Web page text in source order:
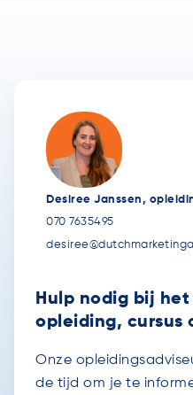
Desiree Janssen,
070 7635495
Hulp nodig bij
opleiding, cursus
Onze
de tijd om je te